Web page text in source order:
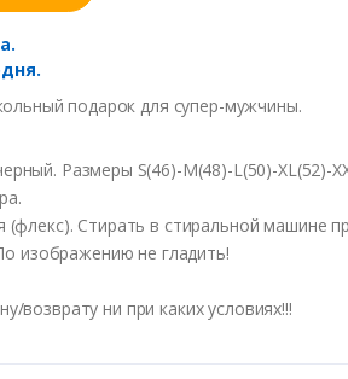
подарок для супер-мужчины.
Размеры S(46)-M(48)-L(50)-XL(52)-
(флекс). Стирать в стиральной машине
изображению не гладить!
возврату ни при каких условиях!!!